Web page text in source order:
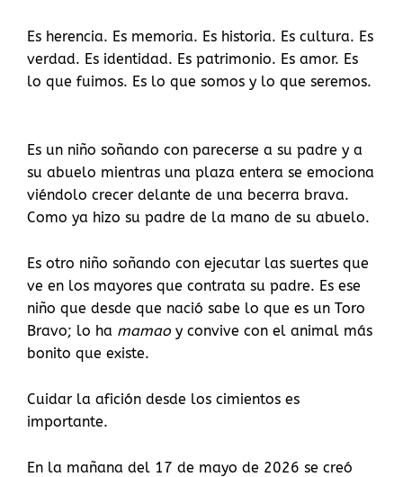
Es herencia. Es memoria. Es historia. Es cultura. Es
verdad. Es identidad. Es patrimonio. Es amor. Es
lo que fuimos. Es lo que somos y lo que seremos.
Es un niño soñando con parecerse a su padre y a
su abuelo mientras una plaza entera se emociona
viéndolo crecer delante de una becerra brava.
Como ya hizo su padre de la mano de su abuelo.
Es otro niño soñando con ejecutar las suertes que
ve en los mayores que contrata su padre. Es ese
niño que desde que nació sabe lo que es un Toro
Bravo; lo ha mamao y convive con el animal más
bonito que existe.
Cuidar la afición desde los cimientos es
importante.
En la mañana del 17 de mayo de 2026 se creó